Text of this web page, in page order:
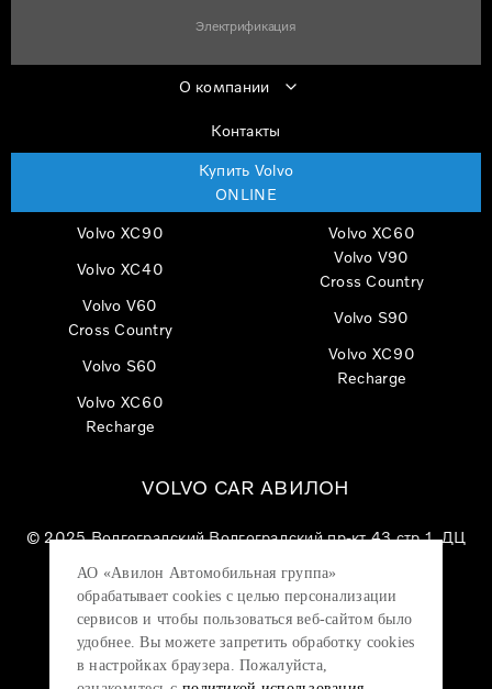
АО «Авилон Автомобильная группа»
обрабатывает cookies с целью персонализации
сервисов и чтобы пользоваться веб-сайтом было
удобнее. Вы можете запретить обработку сookies
в настройках браузера. Пожалуйста,
Электрификация
О компании
Контакты
Купить Volvo
ONLINE
Volvo XC90
Volvo XC60
Volvo XC40
Volvo V90
Cross Country
Volvo V60
Cross Country
Volvo S90
Volvo S60
Volvo XC90
Recharge
Volvo XC60
Recharge
VOLVO CAR АВИЛОН
© 2025Волгоградский Волгоградский пр-кт 43 стр 1, ДЦ
АО «Авилон АГ», ОГРН 1027700000151, ИНН
7705133757.